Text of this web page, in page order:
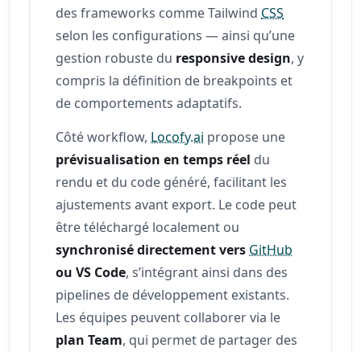
des frameworks comme Tailwind CSS
selon les configurations — ainsi qu’une
gestion robuste du responsive design, y
compris la définition de breakpoints et
de comportements adaptatifs.
Côté workflow, Locofy.ai propose une
prévisualisation en temps réel du
rendu et du code généré, facilitant les
ajustements avant export. Le code peut
être téléchargé localement ou
synchronisé directement vers GitHub
ou VS Code, s’intégrant ainsi dans des
pipelines de développement existants.
Les équipes peuvent collaborer via le
plan Team, qui permet de partager des